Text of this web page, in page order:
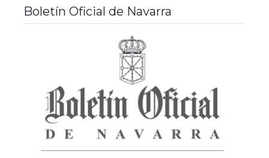
Boletín Oficial de Navarra